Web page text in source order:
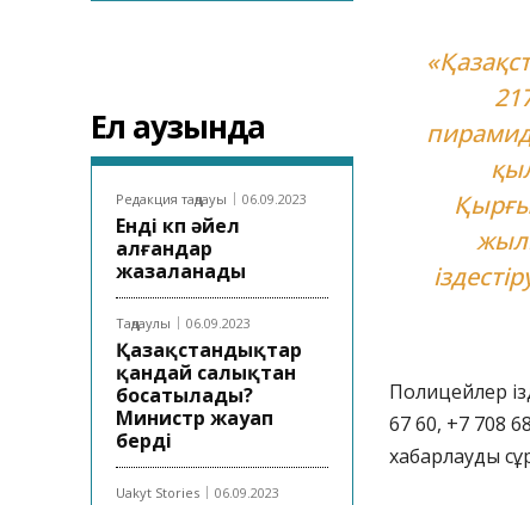
Ел аузында
Редакция таңдауы 06.09.2023
Енді көп әйел
алғандар
жазаланады
Таңдаулы 06.09.2023
Қазақстандықтар
қандай салықтан
босатылады?
Министр жауап
берді
Uakyt Stories 06.09.2023
Полицейлер
67 60, +7 708
хабарлауды